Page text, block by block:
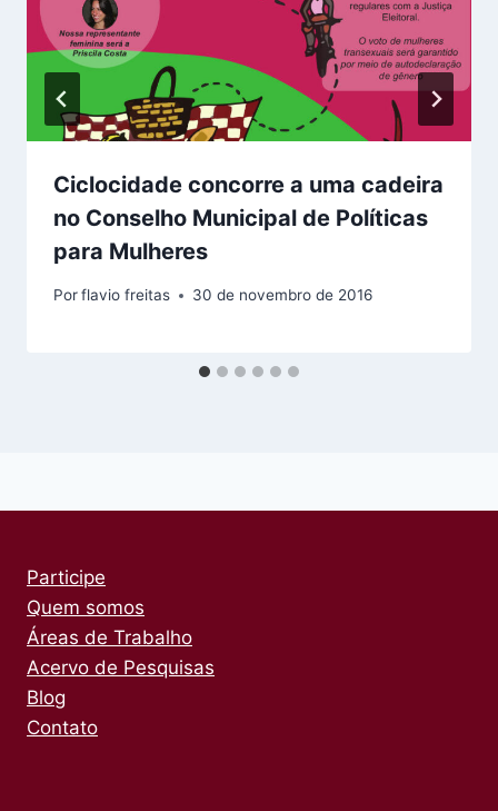
Ciclocidade concorre a uma cadeira
no Conselho Municipal de Políticas
para Mulheres
Porflavio freitas 30 de novembro de 2016
Participe
Quem somos
Áreas de Trabalho
Acervo de Pesquisas
Blog
Contato